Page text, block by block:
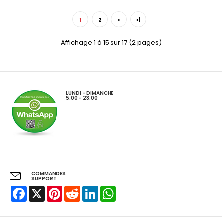
1 2 > >|
Affichage 1 à 15 sur 17 (2 pages)
LUNDI - DIMANCHE
5:00 - 23:00
COMMANDES
SUPPORT
Facebook
X PinterestRedditLinkedIn